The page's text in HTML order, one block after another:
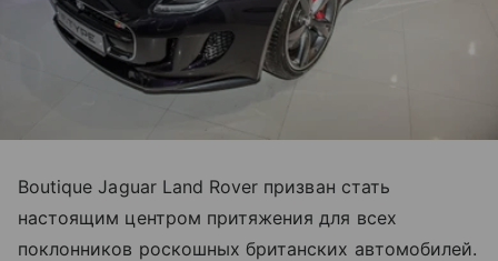
Boutique Jaguar Land Rover призван стать
настоящим центром притяжения для всех
поклонников роскошных британских автомобилей.